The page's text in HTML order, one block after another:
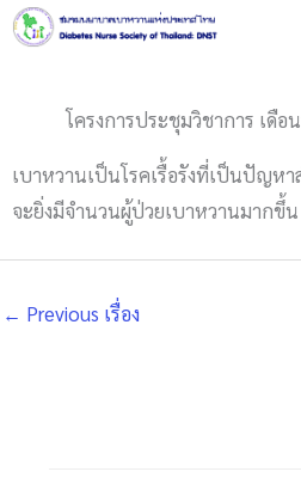
Skip
โครงการประชุมวิชาการ เดื
เบาหวานเป็นโรคเรื้อรังที่เป็นปัญห
จะยิ่งมีจำนวนผู้ป่วยเบาหวานมากขึ้
← Previous เรื่อง